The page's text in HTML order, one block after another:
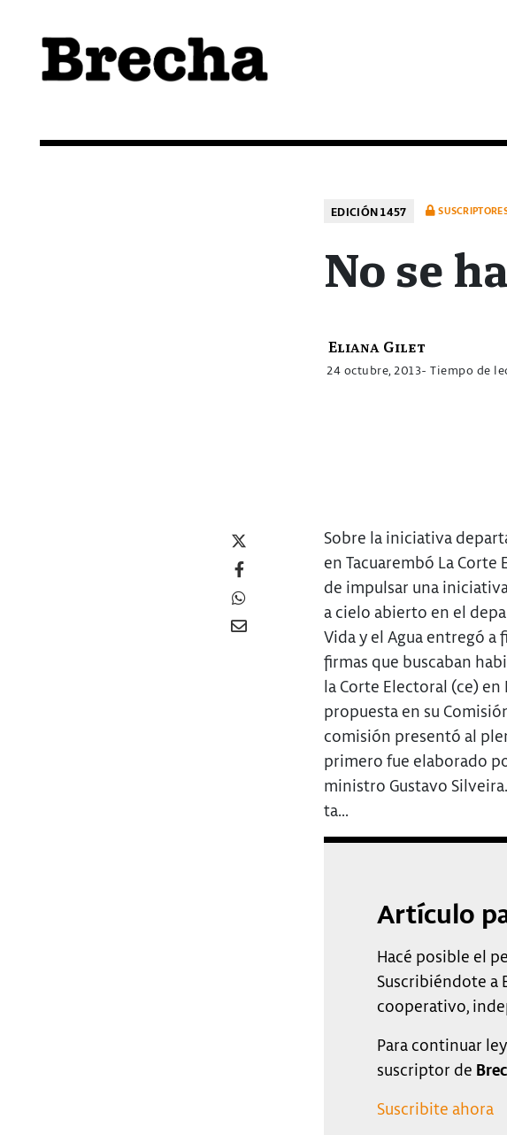
EDICIÓN 1457
No se
Eliana Gilet
24 octubre, 2013- Tiempo de
Sobre la iniciativa
en Tacuarembó La
de impulsar una
a cielo abierto en el
Vida y el Agua entregó a
firmas que buscaban
la Corte Electoral (ce)
propuesta en su
comisión presentó al
primero fue elaborado
ministro Gustavo
ta...
Artículo
Hacé posible el
Suscribiéndote a
cooperativo,
Para continuar
suscriptor de
Suscribite ahora